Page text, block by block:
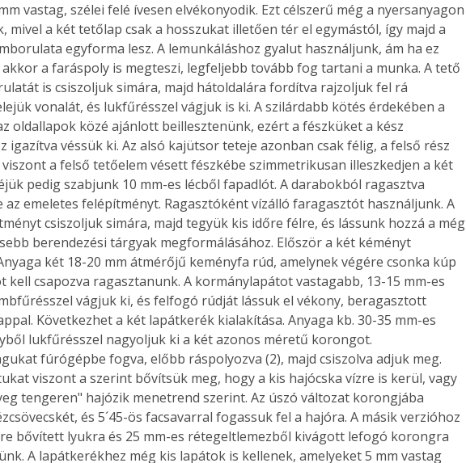
az
Old
új,
egyedi
vagy
is
Együtt jobban megéri!
Bővebb információ itt!
Együtt jobban megéri! A
könyvek tetszőleges
párosítással kedvezményes
áron, 0 Ft postaköltséggel
megrendelhetők!
vastag, szélei felé ívesen elvékonyodik. Ezt célszerű még a nyersanyagon
mivel a két tetőlap csak a hosszukat illetően tér el egymástól, így majd a
egyforma lesz. A lemunkáláshoz gyalut használjunk, ám ha ez
akkor a faráspoly is megteszi, legfeljebb tovább fog tartani a munka. A tető
is csiszoljuk simára, majd hátoldalára fordítva rajzoljuk fel rá
vonalát, és lukfűrésszel vágjuk is ki. A szilárdabb kötés érdekében a
oldallapok közé ajánlott beillesztenünk, ezért a fészküket a kész
igazítva véssük ki. Az alsó kajütsor teteje azonban csak félig, a felső rész
a felső tetőelem vésett fészkébe szimmetrikusan illeszkedjen a két
pedig szabjunk 10 mm-es lécből fapadlót. A darabokból ragasztva
az emeletes felépítményt. Ragasztóként vízálló faragasztót használjunk. A
csiszoljuk simára, majd tegyük kis időre félre, és lássunk hozzá a még
berendezési tárgyak megformálásához. Először a két kéményt
két 18-20 mm átmérőjű keményfa rúd, amelynek végére csonka kúp
kell csapozva ragasztanunk. A kormánylapátot vastagabb, 13-15 mm-es
vágjuk ki, és felfogó rúdját lássuk el vékony, beragasztott
Következhet a két lapátkerék kialakítása. Anyaga kb. 30-35 mm-es
lukfűrésszel nagyoljuk ki a két azonos méretű korongot.
fúrógépbe fogva, előbb ráspolyozva (2), majd csiszolva adjuk meg.
viszont a szerint bővítsük meg, hogy a kis hajócska vízre is kerül, vagy
tengeren" hajózik menetrend szerint. Az úszó változat korongjába
és 5´45-ös facsavarral fogassuk fel a hajóra. A másik verzióhoz
bővített lyukra és 25 mm-es rétegeltlemezből kivágott lefogó korongra
A lapátkerékhez még kis lapátok is kellenek, amelyeket 5 mm vastag